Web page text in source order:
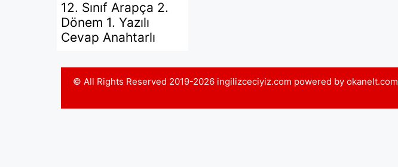
12. Sınıf Arapça 2.
Dönem 1. Yazılı
Cevap Anahtarlı
© All Rights Reserved 2019-2026 ingilizceciyiz.com powered by okanelt.com